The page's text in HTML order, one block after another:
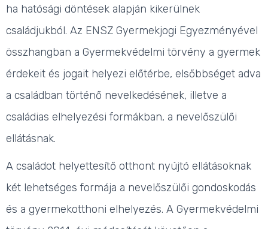
ha hatósági döntések alapján kikerülnek
családjukból. Az ENSZ Gyermekjogi Egyezményével
összhangban a Gyermekvédelmi törvény a gyermek
érdekeit és jogait helyezi előtérbe, elsőbbséget adva
a családban történő nevelkedésének, illetve a
családias elhelyezési formákban, a nevelőszülői
ellátásnak.
A családot helyettesítő otthont nyújtó ellátásoknak
két lehetséges formája a nevelőszülői gondoskodás
és a gyermekotthoni elhelyezés. A Gyermekvédelmi